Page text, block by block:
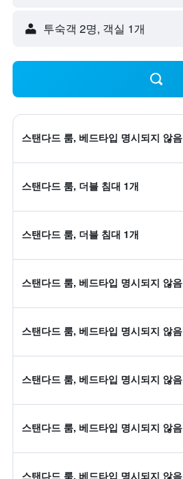
​투숙객 2​명, ​객실 1개
스탠다드 룸, 베드타입 명시되지 않음
스탠다드 룸, 더블 침대 1개
스탠다드 룸, 더블 침대 1개
스탠다드 룸, 베드타입 명시되지 않음
스탠다드 룸, 베드타입 명시되지 않음
스탠다드 룸, 베드타입 명시되지 않음
스탠다드 룸, 베드타입 명시되지 않음
스탠다드 룸, 베드타입 명시되지 않음